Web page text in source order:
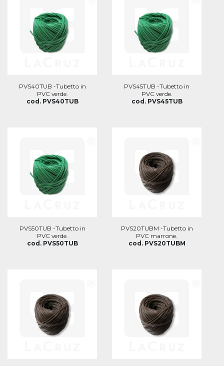
PVS40TUB -Tubetto in
PVC verde.
cod. PVS40TUB
PVS45TUB -Tubetto in
PVC verde.
cod. PVS45TUB
PVS50TUB -Tubetto in
PVC verde.
cod. PVS50TUB
PVS20TUBM -Tubetto in
PVC marrone.
cod. PVS20TUBM